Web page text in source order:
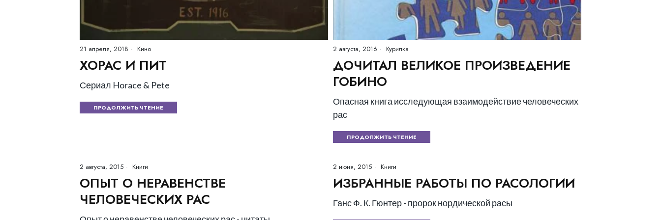
21 апреля, 2018 Кино
ХОРАС И ПИТ
Сериал Horace & Pete
ПРОДОЛЖИТЬ ЧТЕНИЕ
2 августа, 2016 Курилка
ДОЧИТАЛ ВЕЛИКОЕ ПРОИЗВЕДЕНИЕ
ГОБИНО
Опасная книга исследующая взаимодействие человеческих
рас
ПРОДОЛЖИТЬ ЧТЕНИЕ
2 августа, 2015 Книги
ОПЫТ О НЕРАВЕНСТВЕ
ЧЕЛОВЕЧЕСКИХ РАС
2 июня, 2015 Книги
ИЗБРАННЫЕ РАБОТЫ ПО РАСОЛОГИИ
Ганс Ф. К. Гюнтер - пророк нордической расы